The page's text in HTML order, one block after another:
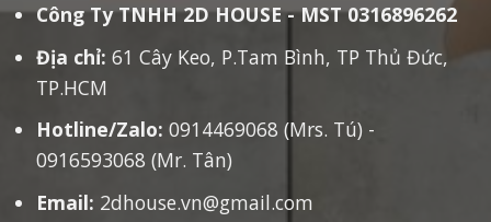
Công Ty TNHH 2D HOUSE - MST 0316896262
Địa chỉ: 61 Cây Keo, P.Tam Bình, TP Thủ Đức,
TP.HCM
Hotline/Zalo: 0914469068 (Mrs. Tú) -
0916593068 (Mr. Tân)
Email: 2dhouse.vn@gmail.com